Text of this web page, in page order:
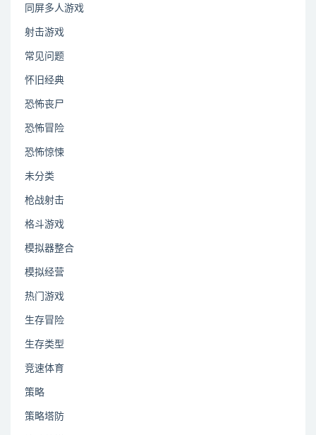
同屏多人游戏
射击游戏
常见问题
怀旧经典
恐怖丧尸
恐怖冒险
恐怖惊悚
未分类
枪战射击
格斗游戏
模拟器整合
模拟经营
热门游戏
生存冒险
生存类型
竞速体育
策略
策略塔防